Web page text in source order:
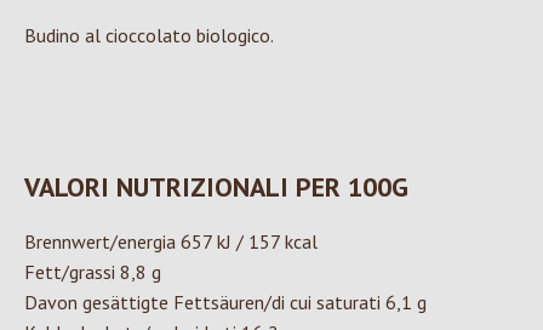
Budino al cioccolato biologico.
VALORI NUTRIZIONALI PER 100G
Brennwert/energia 657 kJ / 157 kcal
Fett/grassi 8,8 g
Davon gesättigte Fettsäuren/di cui saturati 6,1 g